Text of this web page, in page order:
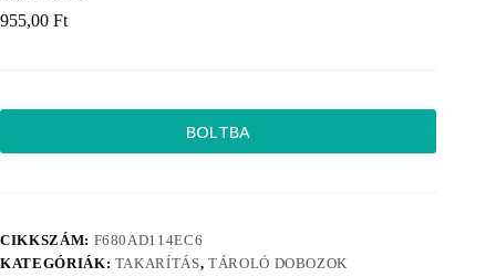
955,00 Ft
BOLTBA
CIKKSZÁM: F680AD114EC6
KATEGÓRIÁK: TAKARÍTÁS, TÁROLÓ DOBOZOK